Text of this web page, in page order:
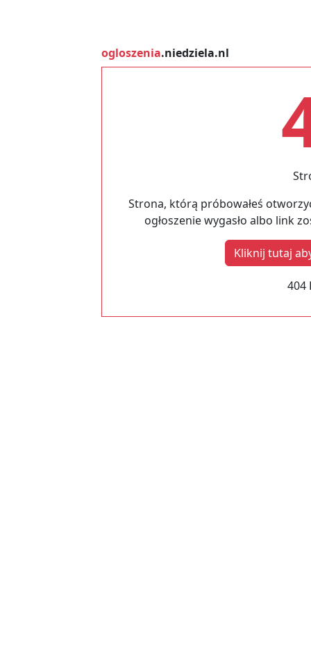
ogloszenia.niedziela.nl
Strona, którą próbowałeś
ogłoszenie wygasło albo link
Kliknij tutaj
404